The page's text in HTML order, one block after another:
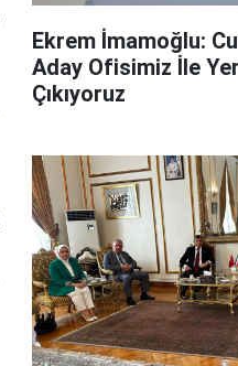
Ekrem İmamoğlu:
Aday Ofisimiz İle
Çıkıyoruz